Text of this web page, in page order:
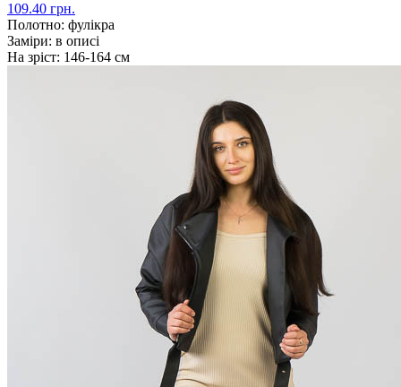
109.40 грн.
Полотно: фулікра
Заміри: в описі
На зріст: 146-164 см